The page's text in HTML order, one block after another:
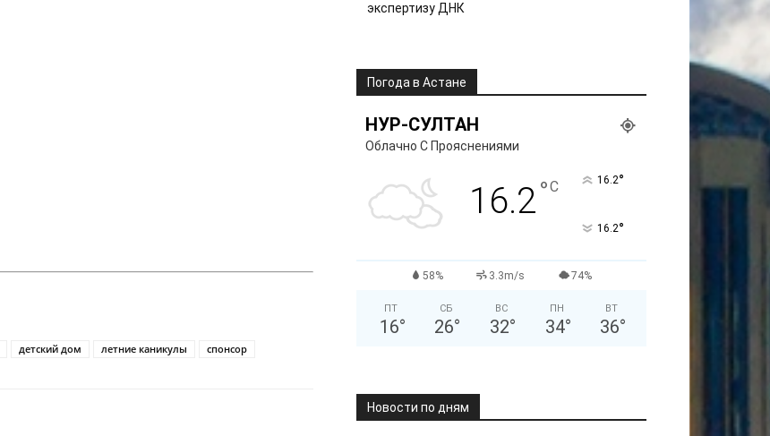
детский дом летние каникулы спонсор
экспертизу ДНК
Погода в Астане
НУР-СУЛТАН
Облачно С Прояснениями
16.2°C 16.2°
16.2°
58% 3.3m/s 74%
ПТ
16°
СБ
26°
ВС
32°
ПН
34°
ВТ
36°
Новости по дням